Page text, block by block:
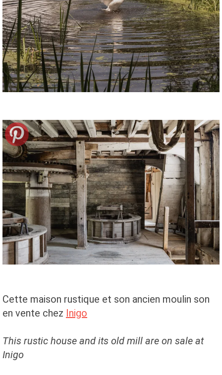
Cette maison rustique et son ancien moulin son
en vente chez Inigo
This rustic house and its old mill are on sale at
Inigo